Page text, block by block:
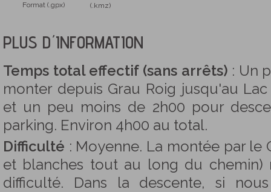
Format (.gpx)
(.kmz)
PLUS D´INFORMATION
Temps total effectif (sans arrêts) : Un
monter depuis Grau Roig jusqu'au
et un peu moins de 2h00 pour
parking. Environ 4h00 au total.
Difficulté : Moyenne. La montée par le
et blanches tout au long du chemin)
difficulté. Dans la descente, si